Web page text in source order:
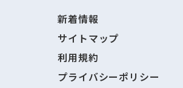
新着情報
サイトマップ
利用規約
プライバシーポリシー